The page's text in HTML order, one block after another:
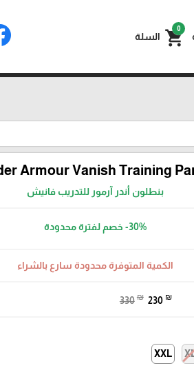
0
shopping_cart السلة
Armour Vanish Training
بنطلون أندر آرمور للتدريب فانيش
-30% خصم لفترة محدودة
الكمية المتوفرة محدودة سارع بالشراء
330 ₪ 230 ₪
XXL